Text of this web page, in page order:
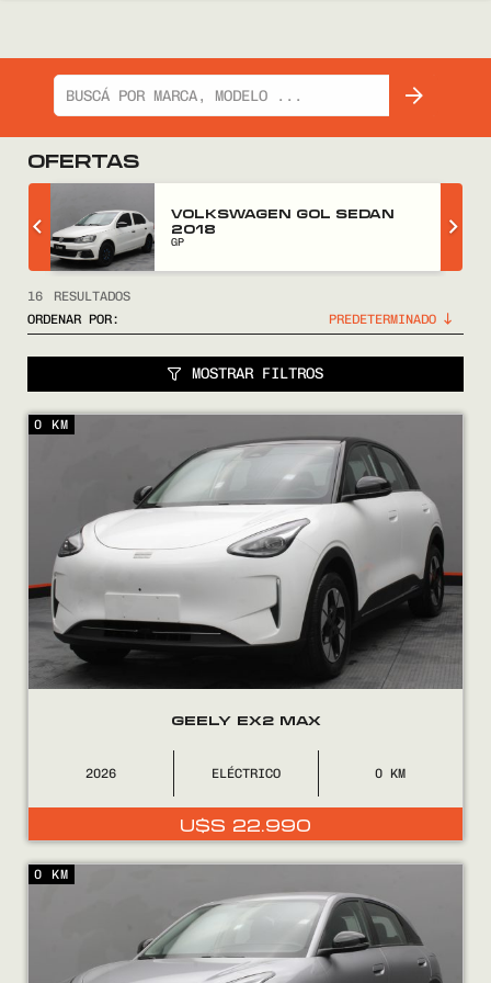
OFERTAS
GWM WINGLE 5 2018
FULL
16
RESULTADOS
ORDENAR POR:
MOSTRAR FILTROS
GEELY EX2 MAX
2026 ELÉCTRICO 0
U$S 22.990
0 KM
0 KM